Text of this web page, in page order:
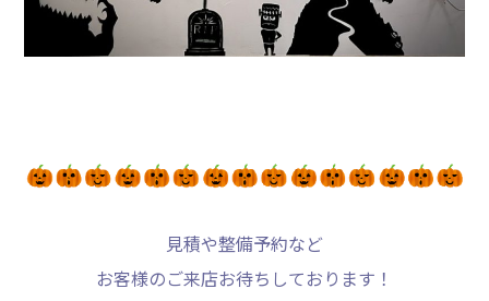
見積や整備予約など
お客様のご来店お待ちしております！